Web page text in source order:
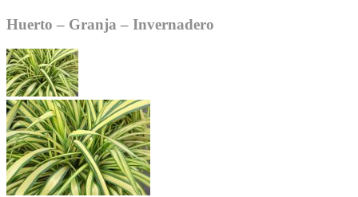
Huerto – Granja – Invernadero